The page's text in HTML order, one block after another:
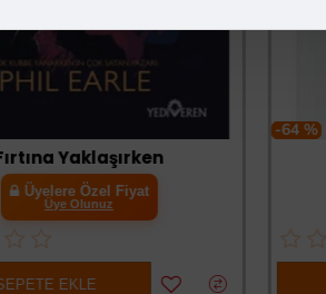
Yaklaşırken
Üyelere Özel Fiyat
Üye Olunuz
EKLE
-64 %